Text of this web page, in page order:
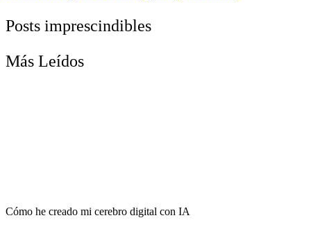
Posts imprescindibles
Más Leídos
Cómo he creado mi cerebro digital con IA